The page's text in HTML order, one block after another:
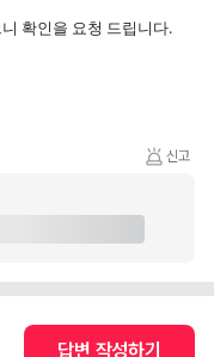
확인을 요청 드립니다.
신고
답변 작성하기